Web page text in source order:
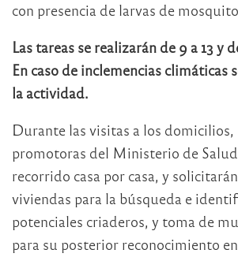
con presencia de larvas de
Las tareas se realizarán de 9 a 13 y
En caso de inclemencias climáticas
la actividad.
Durante las visitas a los
promotoras del Ministerio de
recorrido casa por casa, y
viviendas para la búsqueda e
potenciales criaderos, y toma de
para su posterior reconocimiento